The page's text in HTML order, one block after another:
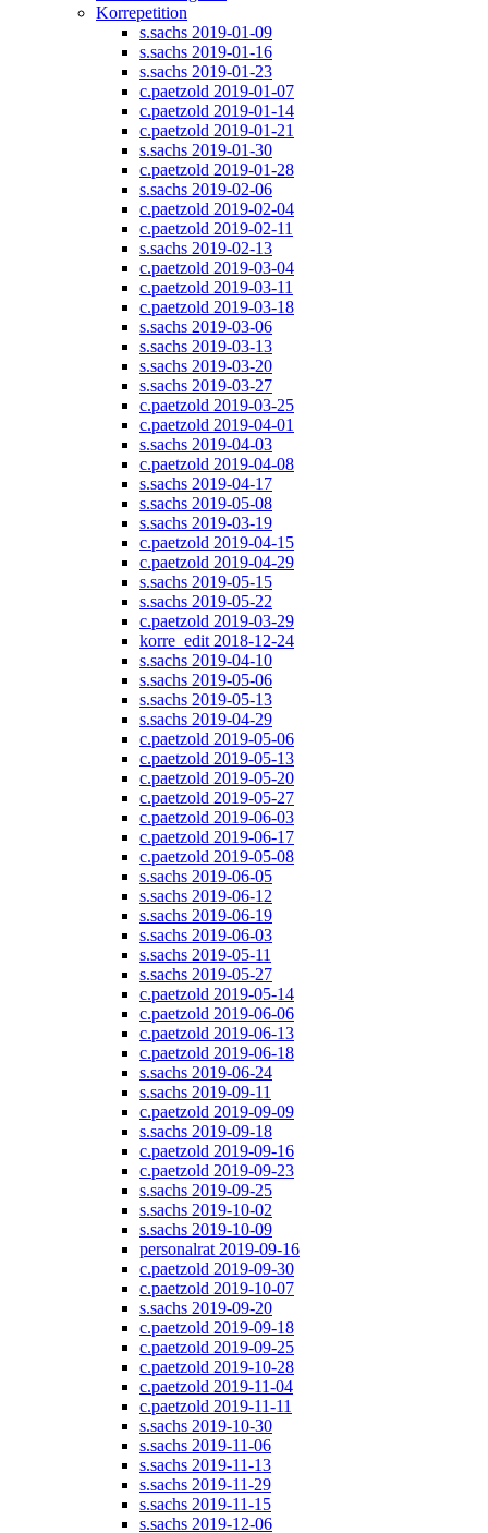
Korrepetition
s.sachs 2019-01-09
s.sachs 2019-01-16
s.sachs 2019-01-23
c.paetzold 2019-01-07
c.paetzold 2019-01-14
c.paetzold 2019-01-21
s.sachs 2019-01-30
c.paetzold 2019-01-28
s.sachs 2019-02-06
c.paetzold 2019-02-04
c.paetzold 2019-02-11
s.sachs 2019-02-13
c.paetzold 2019-03-04
c.paetzold 2019-03-11
c.paetzold 2019-03-18
s.sachs 2019-03-06
s.sachs 2019-03-13
s.sachs 2019-03-20
s.sachs 2019-03-27
c.paetzold 2019-03-25
c.paetzold 2019-04-01
s.sachs 2019-04-03
c.paetzold 2019-04-08
s.sachs 2019-04-17
s.sachs 2019-05-08
s.sachs 2019-03-19
c.paetzold 2019-04-15
c.paetzold 2019-04-29
s.sachs 2019-05-15
s.sachs 2019-05-22
c.paetzold 2019-03-29
korre_edit 2018-12-24
s.sachs 2019-04-10
s.sachs 2019-05-06
s.sachs 2019-05-13
s.sachs 2019-04-29
c.paetzold 2019-05-06
c.paetzold 2019-05-13
c.paetzold 2019-05-20
c.paetzold 2019-05-27
c.paetzold 2019-06-03
c.paetzold 2019-06-17
c.paetzold 2019-05-08
s.sachs 2019-06-05
s.sachs 2019-06-12
s.sachs 2019-06-19
s.sachs 2019-06-03
s.sachs 2019-05-11
s.sachs 2019-05-27
c.paetzold 2019-05-14
c.paetzold 2019-06-06
c.paetzold 2019-06-13
c.paetzold 2019-06-18
s.sachs 2019-06-24
s.sachs 2019-09-11
c.paetzold 2019-09-09
s.sachs 2019-09-18
c.paetzold 2019-09-16
c.paetzold 2019-09-23
s.sachs 2019-09-25
s.sachs 2019-10-02
s.sachs 2019-10-09
personalrat 2019-09-16
c.paetzold 2019-09-30
c.paetzold 2019-10-07
s.sachs 2019-09-20
c.paetzold 2019-09-18
c.paetzold 2019-09-25
c.paetzold 2019-10-28
c.paetzold 2019-11-04
c.paetzold 2019-11-11
s.sachs 2019-10-30
s.sachs 2019-11-06
s.sachs 2019-11-13
s.sachs 2019-11-29
s.sachs 2019-11-15
s.sachs 2019-12-06